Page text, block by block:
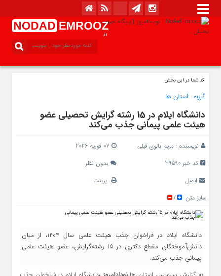
NODAD EMROOZ
.ir
کد شما در این بخش
گروه : استان ها
دانشگاه ایلام در 15 رشته‌ گرایش تحصیلی عضو
هیئت علمی پیمانی جذب می‌کند
نویسنده : مریم بالوی فیلی
کد خبر 39590
بدون نظر
ایمیل
پرینت
سایز متن
/
دانشگاه ايلام در فراخوان جذب هيئت علمي سال 1404، از ميان
دانش‌آموختگان مقطع دکتري در 15 رشته‌گرايش، عضو هيئت علمي
پيماني جذب مي‌کند.